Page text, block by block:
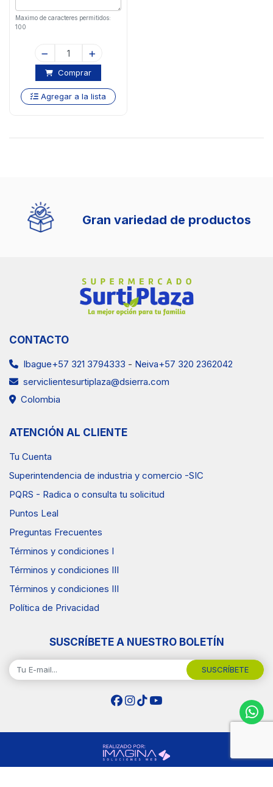
Maximo de caracteres permitidos:
100
Comprar
Agregar a la lista
Gran variedad de productos
CONTACTO
Ibague+57 321 3794333 - Neiva+57 320 2362042
serviclientesurtiplaza@dsierra.com
Colombia
ATENCIÓN AL CLIENTE
Tu Cuenta
Superintendencia de industria y comercio -SIC
PQRS - Radica o consulta tu solicitud
Puntos Leal
Preguntas Frecuentes
Términos y condiciones I
Términos y condiciones III
Términos y condiciones III
Política de Privacidad
SUSCRÍBETE A NUESTRO BOLETÍN
SUSCRÍBETE